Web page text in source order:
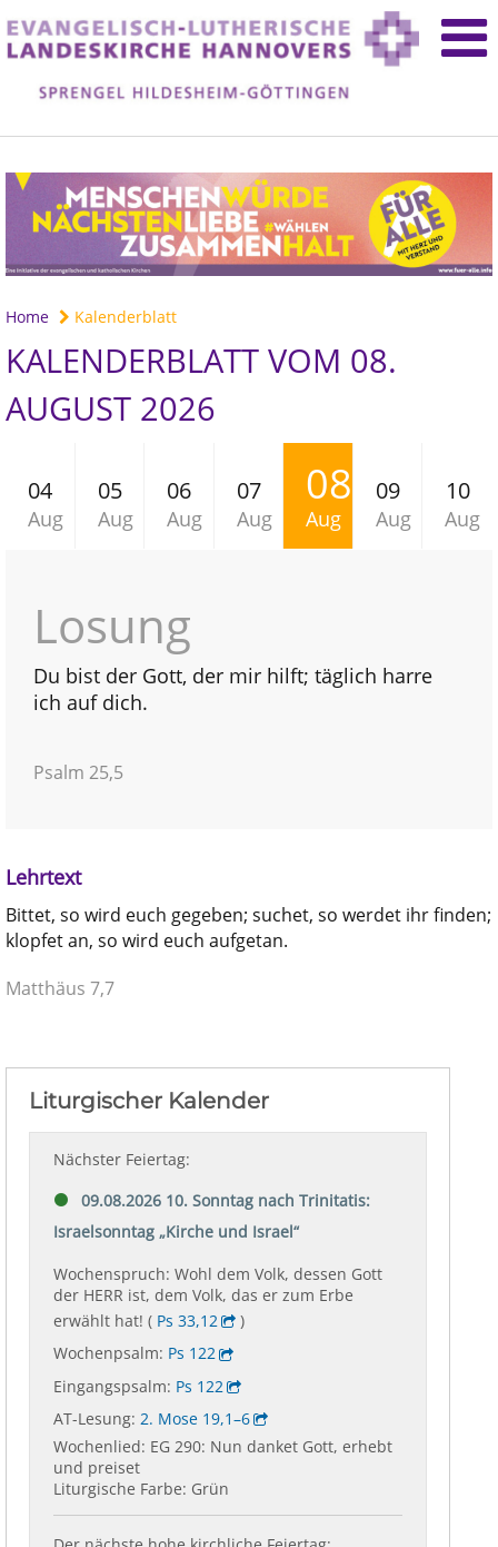
Home Kalenderblatt
KALENDERBLATT VOM 08.
AUGUST 2026
04
Aug
05
Aug
06
Aug
07
Aug
08
Aug
09
Aug
10
Aug
Losung
Du bist der Gott, der mir hilft; täglich harre
ich auf dich.
Psalm 25,5
Lehrtext
Bittet, so wird euch gegeben; suchet, so werdet ihr finden;
klopfet an, so wird euch aufgetan.
Matthäus 7,7